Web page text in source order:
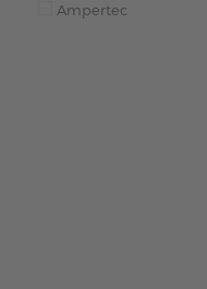
Ampertec